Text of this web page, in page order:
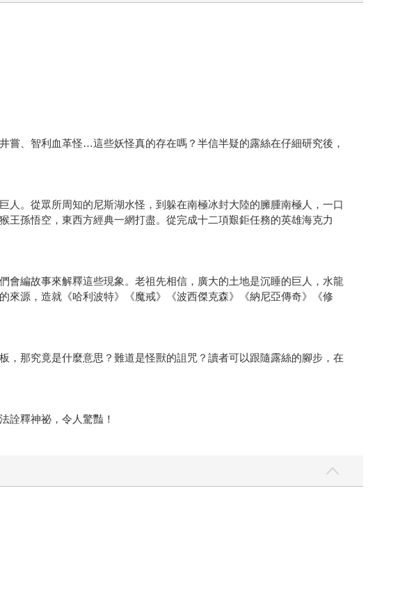
嘗、智利血革怪…這些妖怪真的存在嗎？半信半疑的露絲在仔細研究後，
。從眾所周知的尼斯湖水怪，到躲在南極冰封大陸的臃腫南極人，一口
孫悟空，東西方經典一網打盡。從完成十二項艱鉅任務的英雄海克力
編故事來解釋這些現象。老祖先相信，廣大的土地是沉睡的巨人，水龍
源，造就《哈利波特》《魔戒》《波西傑克森》《納尼亞傳奇》《修
那究竟是什麼意思？難道是怪獸的詛咒？讀者可以跟隨露絲的腳步，在
詮釋神祕，令人驚豔！